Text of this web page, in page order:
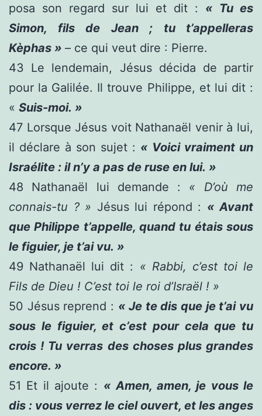
posa son regard sur lui et dit : « Tu es
Simon, fils de Jean ; tu t’appelleras
Kèphas » – ce qui veut dire : Pierre.
43 Le lendemain, Jésus décida de partir
pour la Galilée. Il trouve Philippe, et lui dit :
« Suis-moi. »
47 Lorsque Jésus voit Nathanaël venir à lui,
il déclare à son sujet : « Voici vraiment un
Israélite : il n’y a pas de ruse en lui. »
48 Nathanaël lui demande : « D’où me
connais-tu ? » Jésus lui répond : « Avant
que Philippe t’appelle, quand tu étais sous
le figuier, je t’ai vu. »
49 Nathanaël lui dit : « Rabbi, c’est toi le
Fils de Dieu ! C’est toi le roi d’Israël ! »
50 Jésus reprend : « Je te dis que je t’ai vu
sous le figuier, et c’est pour cela que tu
crois ! Tu verras des choses plus grandes
encore. »
51 Et il ajoute : « Amen, amen, je vous le
dis : vous verrez le ciel ouvert, et les anges